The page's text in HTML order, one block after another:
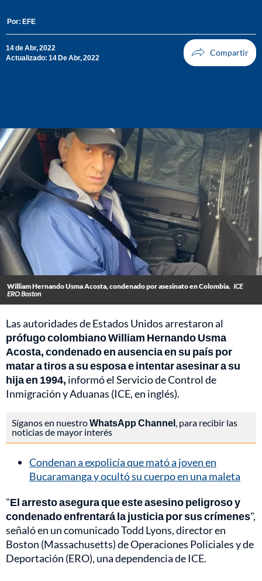
Por: EFE
14 de Abr, 2022
Actualizado: 14 De Abr, 2022
William Hernando Usma Acosta, condenado por asesinato en Colombia. ICE
ERO Boston
Las autoridades de Estados Unidos arrestaron al
prófugo colombiano William Hernando Usma
Acosta, condenado en ausencia en su país por
matar a tiros a su esposa e intentar asesinar a su
hija en 1994, informó el Servicio de Control de
Inmigración y Aduanas (ICE, en inglés).
Síganos en nuestroWhatsApp Channel, para recibir las
noticias de mayor interés
Condenan a expolicía que mató a joven en
Bucaramanga y ocultó su cuerpo en una maleta
"El arresto asegura que este asesino peligroso y
condenado enfrentará la justicia por sus crímenes",
señaló en un comunicado Todd Lyons, director en
Boston (Massachusetts) de Operaciones Policiales y de
Deportación (ERO), una dependencia de ICE.